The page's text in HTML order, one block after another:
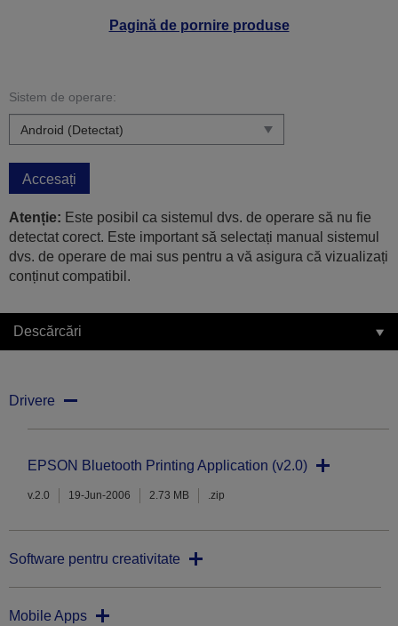
Pagină de pornire produse
Sistem de operare:
Accesați
Atenție: Este posibil ca sistemul dvs. de operare să nu fie
detectat corect. Este important să selectați manual sistemul
dvs. de operare de mai sus pentru a vă asigura că vizualizați
conținut compatibil.
Descărcări
Drivere
EPSON Bluetooth Printing Application (v2.0)
v.2.0 19-Jun-2006 2.73 MB .zip
Software pentru creativitate
Mobile Apps